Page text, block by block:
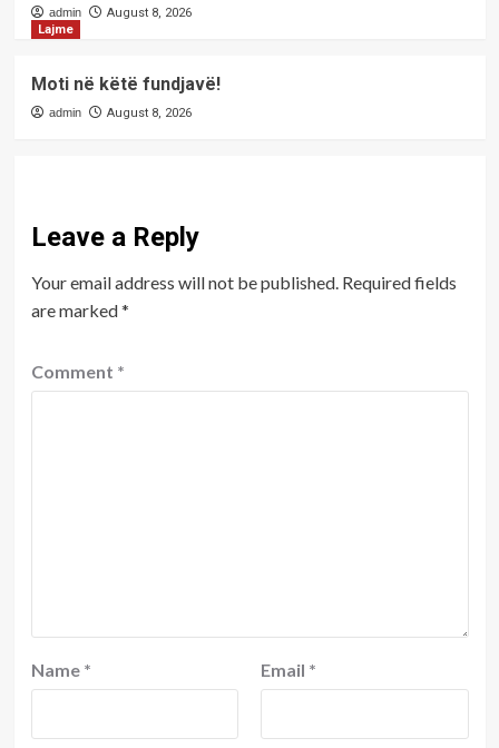
admin
August 8, 2026
Lajme
Moti në këtë fundjavë!
admin August 8, 2026
Leave a Reply
Your email address will not be published. Required fields
are marked*
Comment *
Name * Email *